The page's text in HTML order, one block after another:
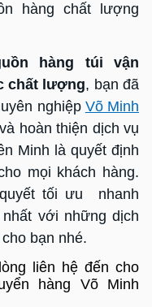
hàng chất lượng
hàng túi vận
chất lượng, bạn đã
nghiệp Võ Minh
hoàn thiện dịch vụ
Minh là quyết định
mọi khách hàng.
tối ưu nhanh
với những dịch
bạn nhé.
liên hệ đến cho
hàng Võ Minh